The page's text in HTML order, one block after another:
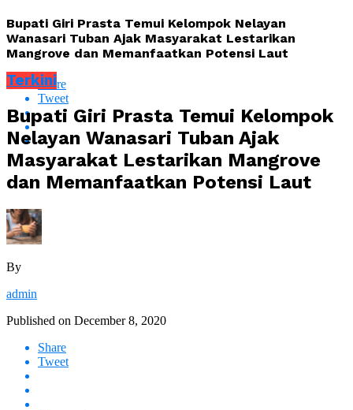
Bupati Giri Prasta Temui Kelompok Nelayan
Wanasari Tuban Ajak Masyarakat Lestarikan
Mangrove dan Memanfaatkan Potensi Laut
Share
Tweet
Terkini
Bupati Giri Prasta Temui Kelompok
Nelayan Wanasari Tuban Ajak
Masyarakat Lestarikan Mangrove
dan Memanfaatkan Potensi Laut
By
admin
Published on December 8, 2020
Share
Tweet